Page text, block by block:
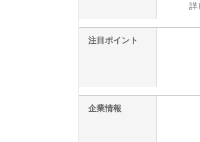
詳
注目ポイント
企業情報